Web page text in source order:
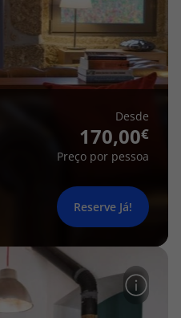
Desde
170,00
Preço por pessoa
Reserve Já!